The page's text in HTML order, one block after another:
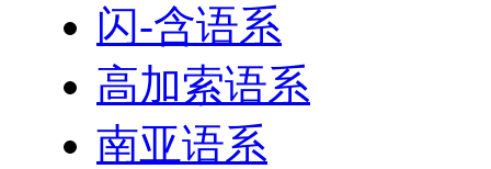
闪-含语系
高加索语系
南亚语系